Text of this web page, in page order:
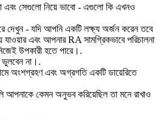
এবং সেগুলো নিয়ে ভাবো - এগুলো কি এখনও
দেখুন - যদি আপনি একটি লক্ষ্য অর্জন করেন তবে
যাওয়ার এবং আপনার RA সামগ্রিকভাবে পরিচালনা
উপকারী হতে পারে।.
না।.
অংশগ্রহণ এবং অগ্রগতি একটি ডায়েরিতে
কেমন অনুভব করিয়েছিল তা মনে রাখাও